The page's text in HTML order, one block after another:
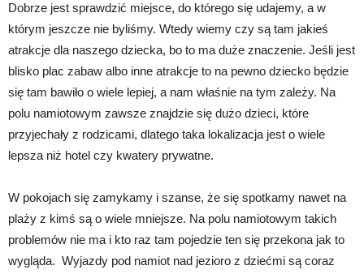
Dobrze jest sprawdzić miejsce, do którego się udajemy, a w
którym jeszcze nie byliśmy. Wtedy wiemy czy są tam jakieś
atrakcje dla naszego dziecka, bo to ma duże znaczenie. Jeśli jest
blisko plac zabaw albo inne atrakcje to na pewno dziecko będzie
się tam bawiło o wiele lepiej, a nam właśnie na tym zależy. Na
polu namiotowym zawsze znajdzie się dużo dzieci, które
przyjechały z rodzicami, dlatego taka lokalizacja jest o wiele
lepsza niż hotel czy kwatery prywatne.
W pokojach się zamykamy i szanse, że się spotkamy nawet na
plaży z kimś są o wiele mniejsze. Na polu namiotowym takich
problemów nie ma i kto raz tam pojedzie ten się przekona jak to
wygląda. Wyjazdy pod namiot nad jezioro z dziećmi są coraz